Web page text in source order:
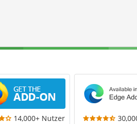
14,000+ Nutzer